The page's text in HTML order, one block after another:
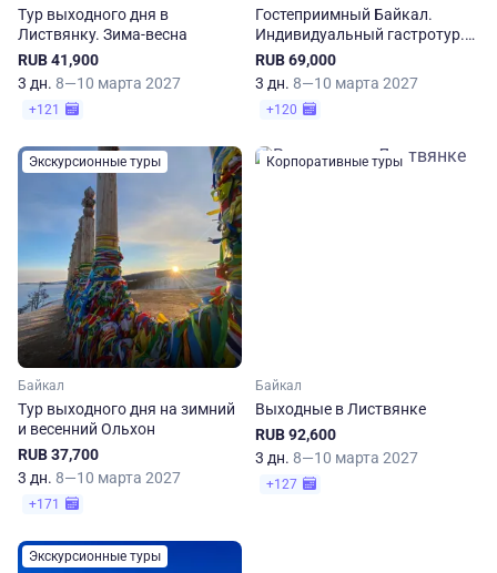
Тур выходного дня в
Листвянку. Зима-весна
RUB 41,900
3 дн. 8—10 марта 2027
+121
Гостеприимный Байкал.
Индивидуальный гастротур.
Зима-весна
RUB 69,000
3 дн. 8—10 марта 2027
+120
Экскурсионные туры
Байкал
Тур выходного дня на зимний
и весенний Ольхон
RUB 37,700
3 дн. 8—10 марта 2027
+171
Корпоративные туры
Байкал
Выходные в Листвянке
RUB 92,600
3 дн. 8—10 марта 2027
+127
Экскурсионные туры